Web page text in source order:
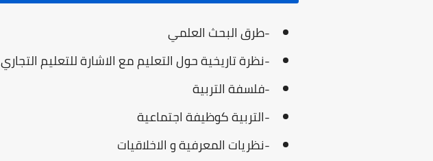
-طرق البحث العلمي
-نظرة تاريخية حول التعليم مع الاشارة للتعليم التجاري
-فلسفة التربية
-التربية كوظيفة اجتماعية
-نظريات المعرفية و الاخلاقيات